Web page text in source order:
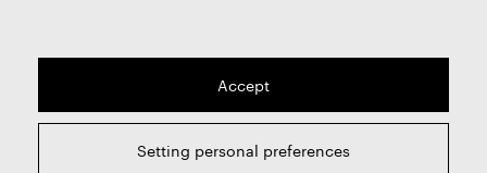
2026 © ZPS-FN a.s. | All right reserved
webdesign byStudio 9
Accept
Setting personal preferences